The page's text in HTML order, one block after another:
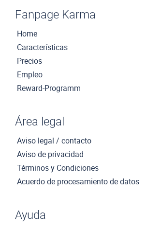
Fanpage Karma
Home
Características
Precios
Empleo
Reward-Programm
Área legal
Aviso legal / contacto
Aviso de privacidad
Términos y Condiciones
Acuerdo de procesamiento de datos
Ayuda